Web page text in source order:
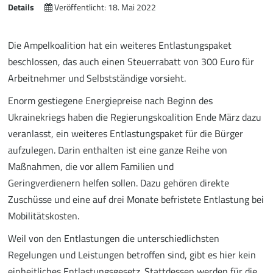
Details Veröffentlicht: 18. Mai 2022
Die Ampelkoalition hat ein weiteres Entlastungspaket
beschlossen, das auch einen Steuerrabatt von 300 Euro für
Arbeitnehmer und Selbstständige vorsieht.
Enorm gestiegene Energiepreise nach Beginn des
Ukrainekriegs haben die Regierungskoalition Ende März dazu
veranlasst, ein weiteres Entlastungspaket für die Bürger
aufzulegen. Darin enthalten ist eine ganze Reihe von
Maßnahmen, die vor allem Familien und
Geringverdienern helfen sollen. Dazu gehören direkte
Zuschüsse und eine auf drei Monate befristete Entlastung bei
Mobilitätskosten.
Weil von den Entlastungen die unterschiedlichsten
Regelungen und Leistungen betroffen sind, gibt es hier kein